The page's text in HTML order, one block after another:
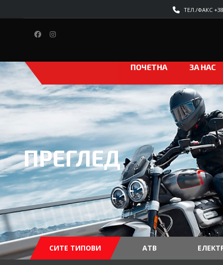
ТЕЛ./ФАКС
ПОЧЕТНА ЗА НАС
ПРЕГЛЕД
СИТЕ ТИПОВИ АТВ